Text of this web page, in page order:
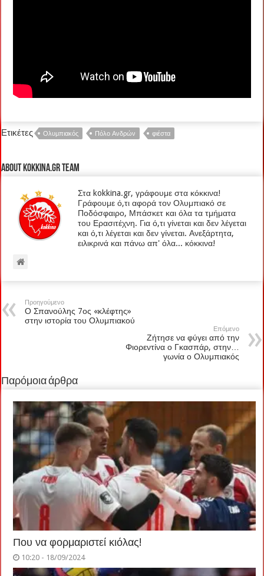
Ετικέτες Ολυμπιακός Πόλο Ανδρών φιέστα
About kokkina.gr TEAM
Στα kokkina.gr, γράφουμε στα κόκκινα!
Γράφουμε ό,τι αφορά τον Ολυμπιακό σε
Ποδόσφαιρο, Μπάσκετ και όλα τα τμήματα
του Ερασιτέχνη. Για ό,τι γίνεται και δεν λέγεται
και ό,τι λέγεται και δεν γίνεται. Ανεξάρτητα,
ειλικρινά και πάνω απ' όλα... κόκκινα!
Προηγούμενο
Ο Σπανούλης 7ος «κλέφτης»
στην ιστορία του Ολυμπιακού
Επόμενο
Ζήτησε να φύγει από την
Φιορεντίνα ο Γκασπάρ, στην…
γωνία ο Ολυμπιακός
Παρόμοια άρθρα
Που να φορμαριστεί κιόλας!
10:20 - 18/09/2024